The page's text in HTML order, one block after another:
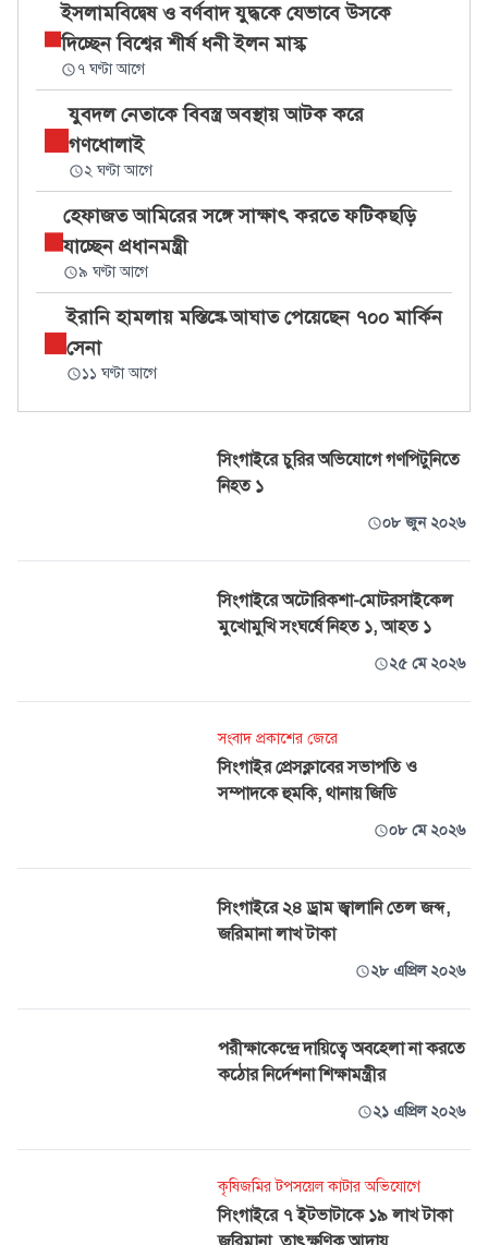
ইসলামবিদ্বেষ ও বর্ণবাদ যুদ্ধকে যেভাবে উসকে
দিচ্ছেন বিশ্বের শীর্ষ ধনী ইলন মাস্ক
৭ ঘণ্টা আগে
যুবদল নেতাকে বিবস্ত্র অবস্থায় আটক করে
গণধোলাই
২ ঘণ্টা আগে
হেফাজত আমিরের সঙ্গে সাক্ষাৎ করতে ফটিকছড়ি
যাচ্ছেন প্রধানমন্ত্রী
৯ ঘণ্টা আগে
ইরানি হামলায় মস্তিষ্কে আঘাত পেয়েছেন ৭০০ মার্কিন
সেনা
১১ ঘণ্টা আগে
সিংগাইরে চুরির অভিযোগে গণপিটুনিতে
নিহত ১
০৮ জুন ২০২৬
সিংগাইরে অটোরিকশা-মোটরসাইকেল
মুখোমুখি সংঘর্ষে নিহত ১, আহত ১
২৫ মে ২০২৬
সংবাদ প্রকাশের জেরে
সিংগাইর প্রেসক্লাবের সভাপতি ও
সম্পাদকে হুমকি, থানায় জিডি
০৮ মে ২০২৬
সিংগাইরে ২৪ ড্রাম জ্বালানি তেল জব্দ,
জরিমানা লাখ টাকা
২৮ এপ্রিল ২০২৬
পরীক্ষাকেন্দ্রে দায়িত্বে অবহেলা না করতে
কঠোর নির্দেশনা শিক্ষামন্ত্রীর
২১ এপ্রিল ২০২৬
কৃষিজমির টপসয়েল কাটার অভিযোগে
সিংগাইরে ৭ ইটভাটাকে ১৯ লাখ টাকা